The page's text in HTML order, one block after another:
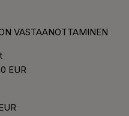
VASTAANOTTAMINEN
EUR